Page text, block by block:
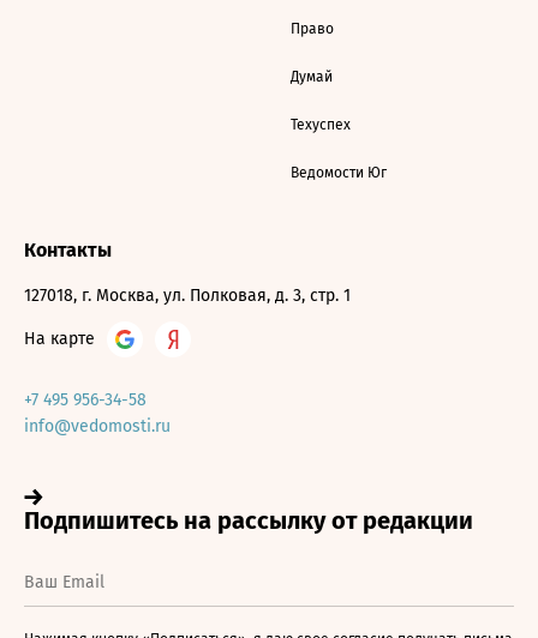
Право
Думай
Техуспех
Ведомости Юг
Контакты
127018, г. Москва, ул. Полковая, д. 3, стр. 1
На карте
+7 495 956-34-58
info@vedomosti.ru